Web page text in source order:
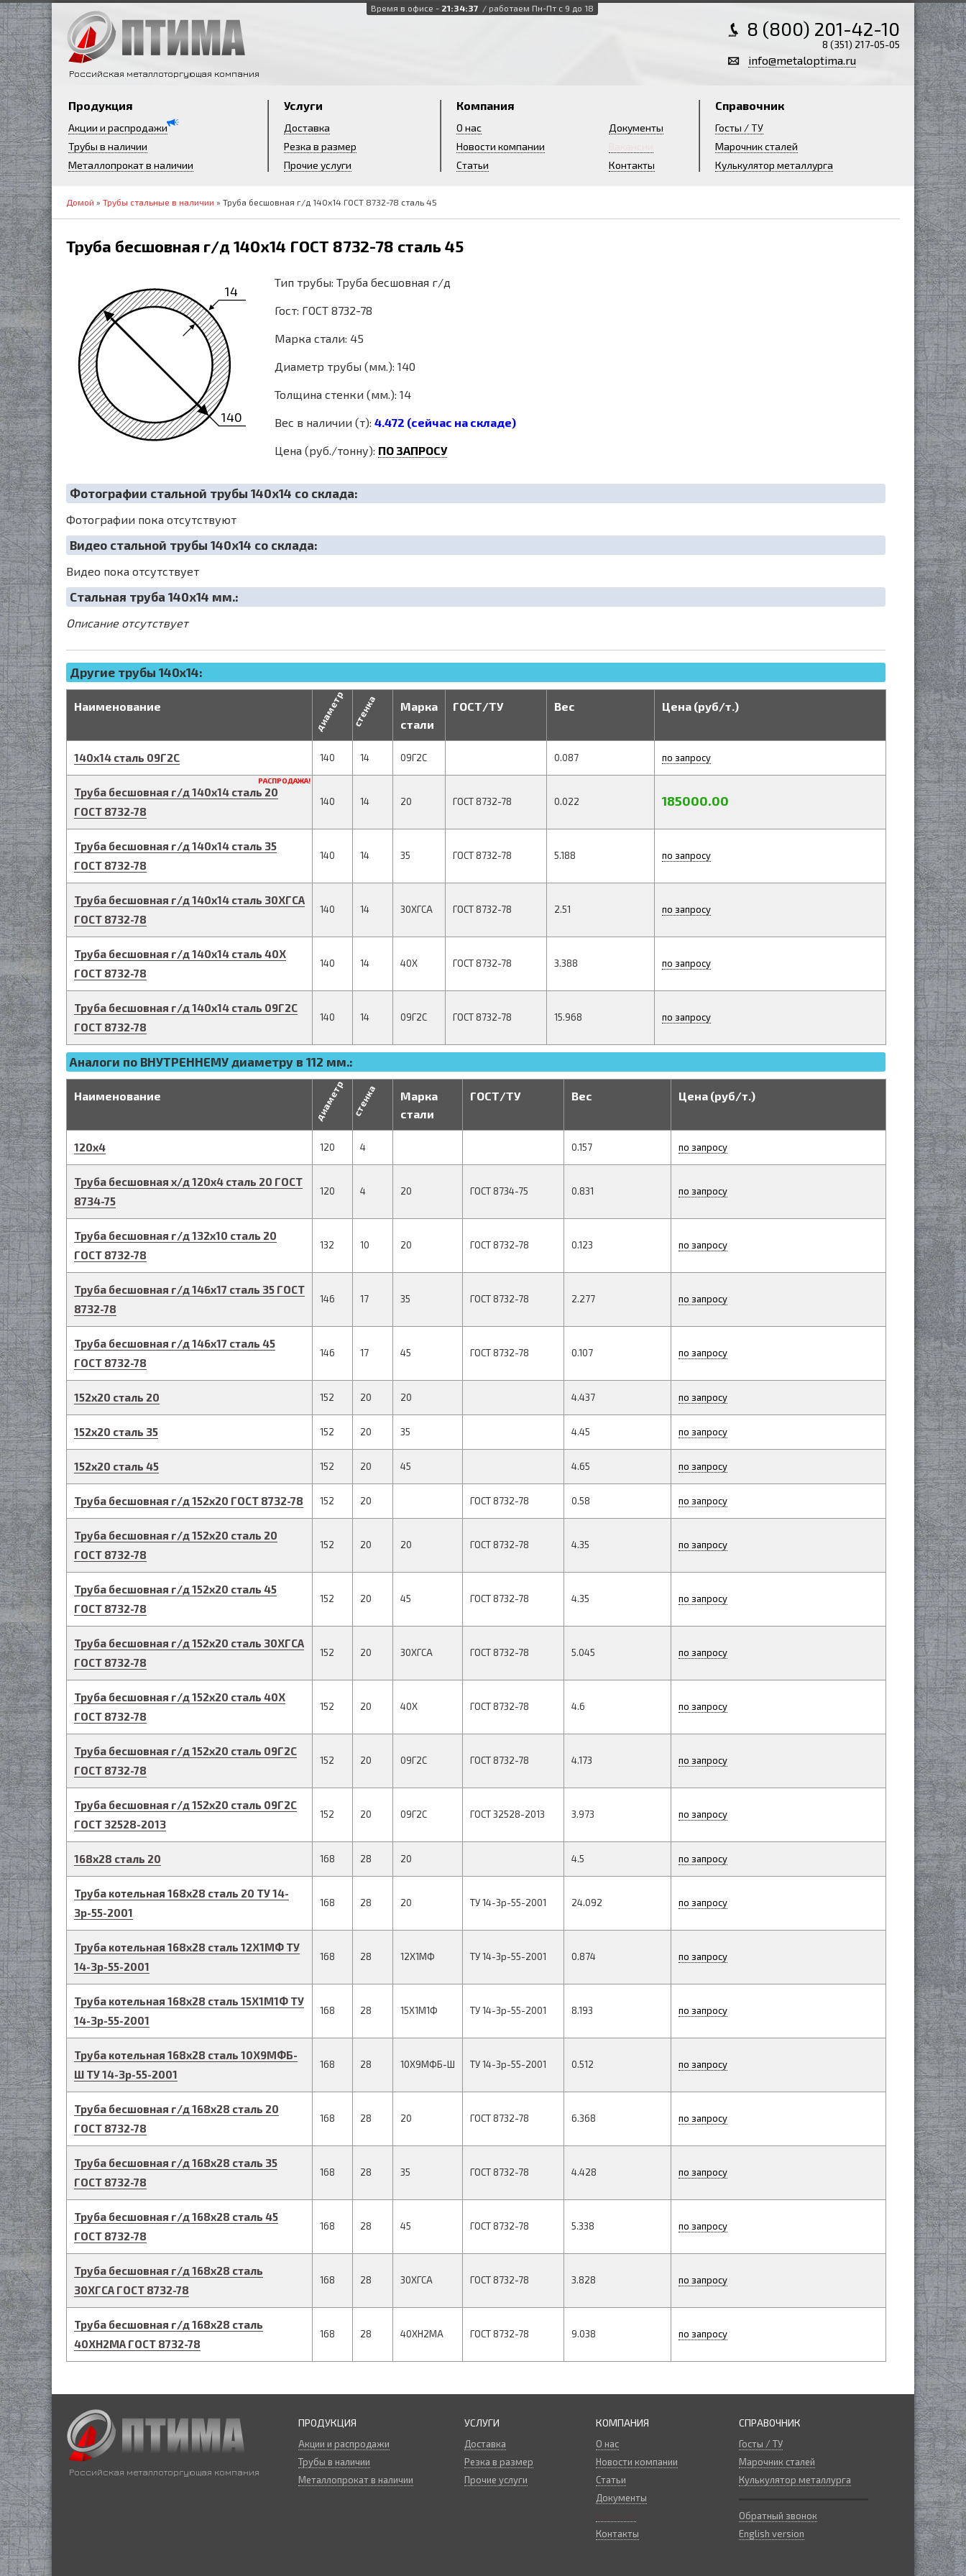
Время в офисе - 21:34:38 / работаем Пн-Пт с 9 до 18
Российская металлоторгующая компания
8 (800) 201-42-10
8 (351) 217-05-05
info@metaloptima.ru
Продукция
Акции и распродажи
Трубы в наличии
Металлопрокат в наличии
Услуги
Доставка
Резка в размер
Прочие услуги
Компания
О нас
Новости компании
Статьи
Документы
Контакты
Справочник
Госты / ТУ
Марочник сталей
Кулькулятор металлурга
Домой » Трубы стальные в наличии » Труба бесшовная г/д 140х14 ГОСТ 8732-78 сталь 45
Труба бесшовная г/д 140х14 ГОСТ 8732-78 сталь 45
140
14
Тип трубы: Труба бесшовная г/д
Гост: ГОСТ 8732-78
Марка стали: 45
Диаметр трубы (мм.): 140
Толщина стенки (мм.): 14
Вес в наличии (т): 4.472 (сейчас на складе)
Цена (руб./тонну): ПО ЗАПРОСУ
Фотографии стальной трубы 140х14 со склада:
Фотографии пока отсутствуют
Видео стальной трубы 140х14 со склада:
Видео пока отсутствует
Cтальная труба 140х14 мм.:
Описание отсутствует
Другие трубы 140x14:
Наименование диаметр стенка
Марка
стали
ГОСТ/ТУ Вес Цена (руб/т.)
140х14 сталь 09Г2С 140 14 09Г2С 0.087 по запросу
РАСПРОДАЖА!
Труба бесшовная г/д140х14 сталь 20
ГОСТ 8732-78
140 14 20 ГОСТ 8732-78 0.022 185000.00
Труба бесшовная г/д140х14 сталь 35
ГОСТ 8732-78
140 14 35 ГОСТ 8732-78 5.188 по запросу
Труба бесшовная г/д140х14 сталь 30ХГСА
ГОСТ 8732-78
140 14 30ХГСА ГОСТ 8732-78 2.51 по запросу
Труба бесшовная г/д140х14 сталь 40Х
ГОСТ 8732-78
140 14 40Х ГОСТ 8732-78 3.388 по запросу
Труба бесшовная г/д140х14 сталь 09Г2С
ГОСТ 8732-78
140 14 09Г2С ГОСТ 8732-78 15.968 по запросу
Аналоги по ВНУТРЕННЕМУ диаметру в 112 мм.:
Наименование диаметр стенка
Марка
стали
ГОСТ/ТУ Вес Цена (руб/т.)
120х4 120 4 0.157 по запросу
Труба бесшовная х/д120х4 сталь 20 ГОСТ
8734-75
120 4 20 ГОСТ 8734-75 0.831 по запросу
Труба бесшовная г/д132х10 сталь 20
ГОСТ 8732-78
132 10 20 ГОСТ 8732-78 0.123 по запросу
Труба бесшовная г/д146х17 сталь 35 ГОСТ
8732-78
146 17 35 ГОСТ 8732-78 2.277 по запросу
Труба бесшовная г/д146х17 сталь 45
ГОСТ 8732-78
146 17 45 ГОСТ 8732-78 0.107 по запросу
152х20 сталь 20 152 20 20 4.437 по запросу
152х20 сталь 35 152 20 35 4.45 по запросу
152х20 сталь 45 152 20 45 4.65 по запросу
Труба бесшовная г/д152х20 ГОСТ 8732-78 152 20 ГОСТ 8732-78 0.58 по запросу
Труба бесшовная г/д152х20 сталь 20
ГОСТ 8732-78
152 20 20 ГОСТ 8732-78 4.35 по запросу
Труба бесшовная г/д152х20 сталь 45
ГОСТ 8732-78
152 20 45 ГОСТ 8732-78 4.35 по запросу
Труба бесшовная г/д152х20 сталь 30ХГСА
ГОСТ 8732-78
152 20 30ХГСА ГОСТ 8732-78 5.045 по запросу
Труба бесшовная г/д152х20 сталь 40Х
ГОСТ 8732-78
152 20 40Х ГОСТ 8732-78 4.6 по запросу
Труба бесшовная г/д152х20 сталь 09Г2С
ГОСТ 8732-78
152 20 09Г2С ГОСТ 8732-78 4.173 по запросу
Труба бесшовная г/д152х20 сталь 09Г2С
ГОСТ 32528-2013
152 20 09Г2С ГОСТ 32528-2013 3.973 по запросу
168х28 сталь 20 168 28 20 4.5 по запросу
Труба котельная 168х28 сталь 20 ТУ 14-
3р-55-2001
168 28 20 ТУ 14-3р-55-2001 24.092 по запросу
Труба котельная 168х28 сталь 12Х1МФ ТУ
14-3р-55-2001
168 28 12Х1МФ ТУ 14-3р-55-2001 0.874 по запросу
Труба котельная 168х28 сталь 15Х1М1Ф ТУ
14-3р-55-2001
168 28 15Х1М1Ф ТУ 14-3р-55-2001 8.193 по запросу
Труба котельная 168х28 сталь 10Х9МФБ-
Ш ТУ 14-3р-55-2001
168 28 10Х9МФБ-Ш ТУ 14-3р-55-2001 0.512 по запросу
Труба бесшовная г/д168х28 сталь 20
ГОСТ 8732-78
168 28 20 ГОСТ 8732-78 6.368 по запросу
Труба бесшовная г/д168х28 сталь 35
ГОСТ 8732-78
168 28 35 ГОСТ 8732-78 4.428 по запросу
Труба бесшовная г/д168х28 сталь 45
ГОСТ 8732-78
168 28 45 ГОСТ 8732-78 5.338 по запросу
Труба бесшовная г/д168х28 сталь
30ХГСА ГОСТ 8732-78
168 28 30ХГСА ГОСТ 8732-78 3.828 по запросу
Труба бесшовная г/д168х28 сталь
40ХН2МА ГОСТ 8732-78
168 28 40ХН2МА ГОСТ 8732-78 9.038 по запросу
Российская металлоторгующая компания
ПРОДУКЦИЯ
Акции и распродажи
Трубы в наличии
Металлопрокат в наличии
УСЛУГИ
Доставка
Резка в размер
Прочие услуги
КОМПАНИЯ
О нас
Новости компании
Статьи
Документы
Контакты
СПРАВОЧНИК
Госты / ТУ
Марочник сталей
Кулькулятор металлурга
Обратный звонок
English version